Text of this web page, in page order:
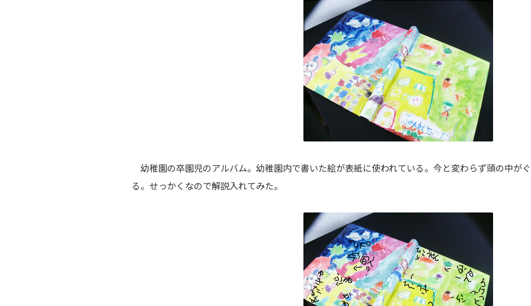
幼稚園の卒園児のアルバム。幼稚園内で書いた絵が表紙に使われている。今と変わらず頭の中が
る。せっかくなので解説入れてみた。